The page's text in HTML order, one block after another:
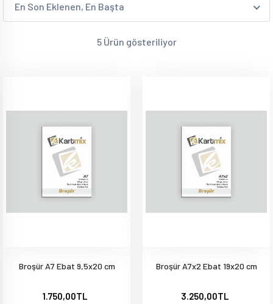
En Son Eklenen, En Başta
5 Ürün gösteriliyor
Broşür A7 Ebat 9,5x20 cm
1.750,00TL
Broşür A7x2 Ebat 19x20 cm
3.250,00TL